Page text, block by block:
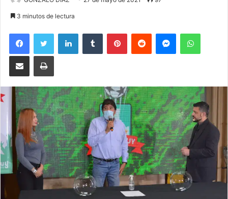
3 minutos de lectura
FacebookTwitter LinkedInTumblr PinterestReddit Messenger
Compartir por correo electrónicoImprimir